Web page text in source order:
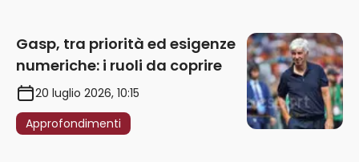
Gasp, tra priorità ed esigenze
numeriche: i ruoli da coprire
20 luglio 2026, 10:15
Approfondimenti